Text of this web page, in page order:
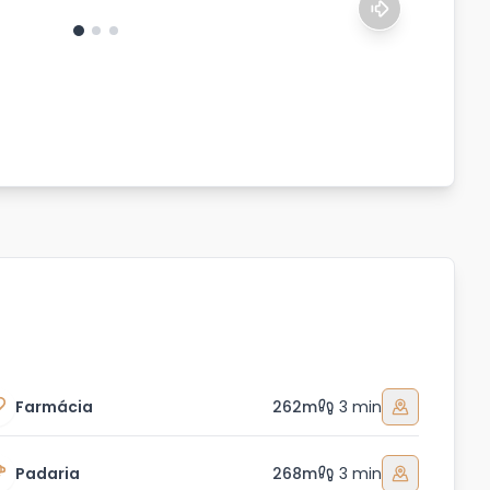
Farmácia 262m 3 min
Padaria 268m 3 min